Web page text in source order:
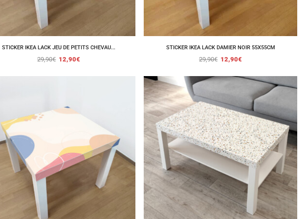
STICKER IKEA LACK JEU DE PETITS CHEVAU...
29,90€ 12,90€
STICKER IKEA LACK DAMIER NOIR 55X55CM
29,90€ 12,90€